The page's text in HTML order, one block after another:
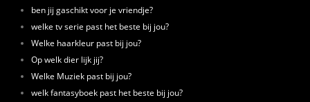
ben jij gaschikt voor je vriendje?
welke tv serie past het beste bij jou?
Welke haarkleur past bij jou?
Op welk dier lijk jij?
Welke Muziek past bij jou?
welk fantasyboek past het beste bij jou?